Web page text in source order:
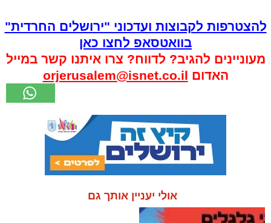
להצטרפות לקבוצות ועדכוני "ירושלים החרדית"
בוואטסאפ לחצו כאן
מעוניינים להגיב? לדווח? צרו איתנו קשר במייל
האדום orjerusalem@isnet.co.il
אולי יעניין אותך גם